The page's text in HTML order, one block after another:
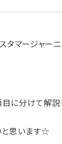
マージャーニ
目に分けて解
と思います☆